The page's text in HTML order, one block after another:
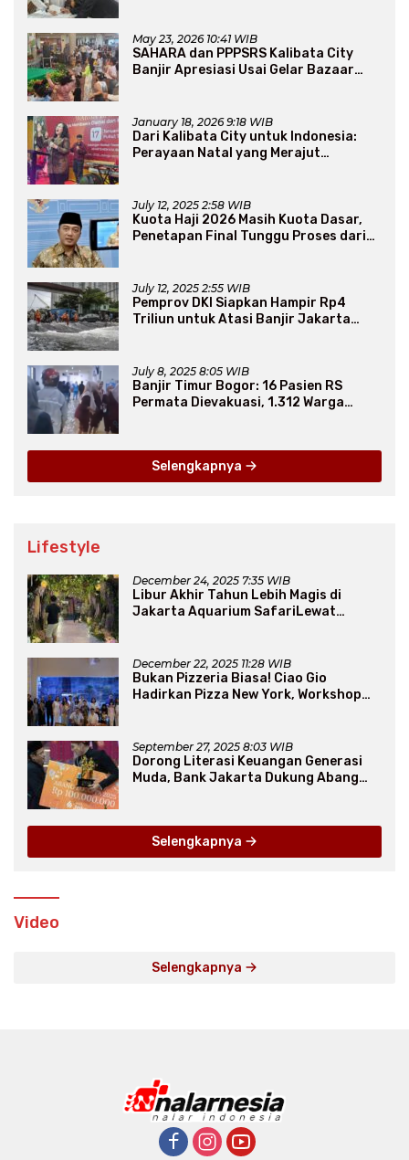
May 23, 2026 10:41 WIB
SAHARA dan PPPSRS Kalibata City
Banjir Apresiasi Usai Gelar Bazaar
January 18, 2026 9:18 WIB
Dari Kalibata City untuk Indonesia:
Perayaan Natal yang Merajut
July 12, 2025 2:58 WIB
Kuota Haji 2026 Masih Kuota Dasar,
Penetapan Final Tunggu Proses dari
July 12, 2025 2:55 WIB
Pemprov DKI Siapkan Hampir Rp4
Triliun untuk Atasi Banjir Jakarta
July 8, 2025 8:05 WIB
Banjir Timur Bogor: 16 Pasien RS
Permata Dievakuasi, 1.312 Warga
Selengkapnya
Lifestyle
December 24, 2025 7:35 WIB
Libur Akhir Tahun Lebih Magis di
Jakarta Aquarium SafariLewat
December 22, 2025 11:28 WIB
Bukan Pizzeria Biasa! Ciao Gio
Hadirkan Pizza New York, Workshop
September 27, 2025 8:03 WIB
Dorong Literasi Keuangan Generasi
Muda, Bank Jakarta Dukung Abang
Selengkapnya
Video
Selengkapnya